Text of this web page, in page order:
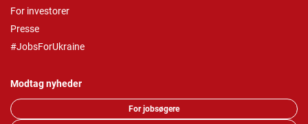
For investorer
Presse
#JobsForUkraine
Modtag nyheder
For jobsøgere